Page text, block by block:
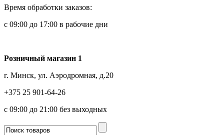
Время обработки заказов:
с 09:00 до 17:00 в рабочие дни
Розничный магазин 1
г. Минск, ул. Аэродромная, д.20
+375 25 901-64-26
с 09:00 до 21:00 без выходных